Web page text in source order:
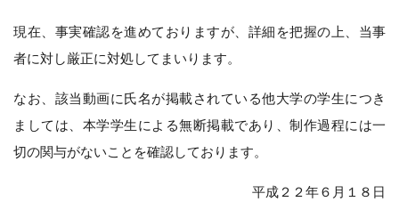
現在、事実確認を進めておりますが、詳細を把握の上、当事
者に対し厳正に対処してまいります。
なお、該当動画に氏名が掲載されている他大学の学生につき
ましては、本学学生による無断掲載であり、制作過程には一
切の関与がないことを確認しております。
平成２２年６月１８日